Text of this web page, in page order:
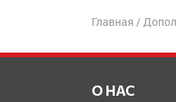
записям
Главная /
О НАС